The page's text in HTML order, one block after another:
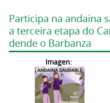
Participa na andaina
a terceira etapa do
dende o Barbanza
Imagen: